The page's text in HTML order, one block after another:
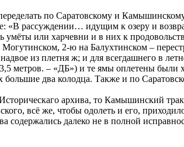
по Саратовскому и
«В рассуждении… идущим к озеру и
умёты или харчевни и в них к
2-ю на Балухтинском –
из плетня ж; и для всегдашнего в
метров. – «ДБ») и те ямы оплетены были
два колодца. Также и по
архива, то Камышинский
всё же, чтобы одолеть и его,
содержались далеко не в полной